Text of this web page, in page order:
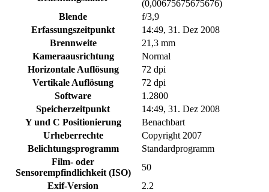
(0,00675675675676)
Blende
f/3,9
Erfassungszeitpunkt
14:49, 31. Dez 2008
Brennweite
21,3 mm
Kameraausrichtung
Normal
Horizontale Auflösung
72 dpi
Vertikale Auflösung
72 dpi
Software
1.2800
Speicherzeitpunkt
14:49, 31. Dez 2008
Y und C Positionierung
Benachbart
Urheberrechte
Copyright 2007
Belichtungsprogramm
Standardprogramm
Film- oder
Sensorempfindlichkeit (ISO)
50
Exif-Version
2.2